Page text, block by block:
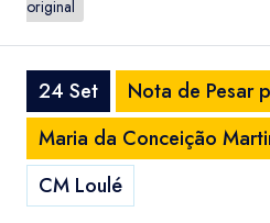
original
24 Set
Nota de Pesar
Maria da Conceição
CM Loulé